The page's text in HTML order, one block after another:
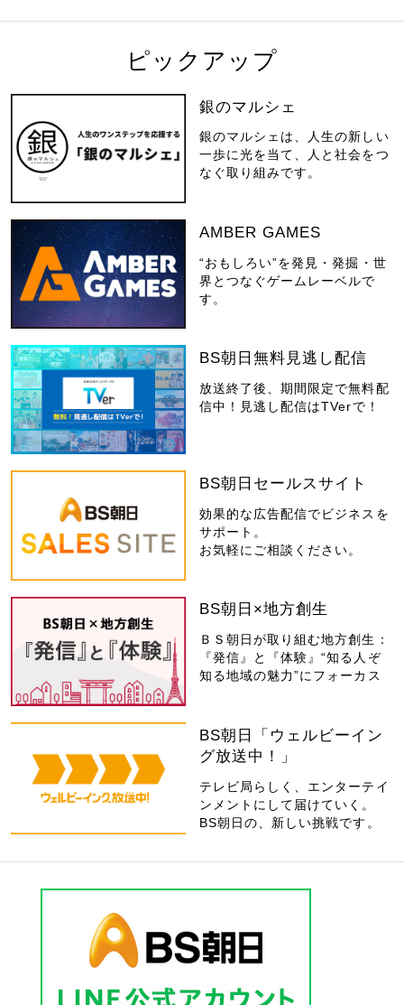
ピックアップ
銀のマルシェ
銀のマルシェは、人生の新しい
一歩に光を当て、人と社会をつ
なぐ取り組みです。
AMBER GAMES
“おもしろい”を発見・発掘・世
界とつなぐゲームレーベルで
す。
BS朝日無料見逃し配信
放送終了後、期間限定で無料配
信中！見逃し配信はTVerで！
BS朝日セールスサイト
効果的な広告配信でビジネスを
サポート。
お気軽にご相談ください。
BS朝日×地方創生
ＢＳ朝日が取り組む地方創生：
『発信』と『体験』“知る人ぞ
知る地域の魅力”にフォーカス
BS朝日「ウェルビーイン
グ放送中！」
テレビ局らしく、エンターテイ
ンメントにして届けていく。
BS朝日の、新しい挑戦です。